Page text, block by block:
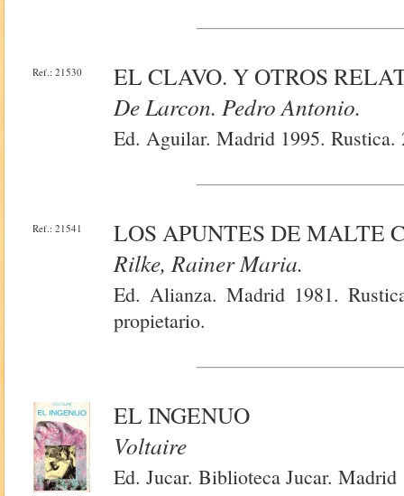
Ref.: 21530
EL CLAVO. Y OTROS
De Larcon. Pedro Antonio.
Ed. Aguilar. Madrid 1995. Rustica.
Ref.: 21541
LOS APUNTES DE MALTE
Rilke, Rainer Maria.
Ed. Alianza. Madrid 1981.
propietario.
EL INGENUO
Voltaire
Ed. Jucar. Biblioteca Jucar.